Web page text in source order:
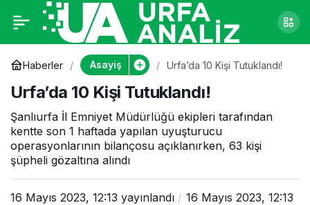
Haberler Asayiş Urfa’da 10 Kişi Tutuklandı!
Urfa’da 10 Kişi Tutuklandı!
Şanlıurfa İl Emniyet Müdürlüğü ekipleri tarafından
kentte son 1 haftada yapılan uyuşturucu
operasyonlarının bilançosu açıklanırken, 63 kişi
şüpheli gözaltına alındı
16 Mayıs 2023, 12:13 yayınlandı
16 Mayıs 2023, 12:13
Urfa’da 10 Kişi
Tutuklandı!
0